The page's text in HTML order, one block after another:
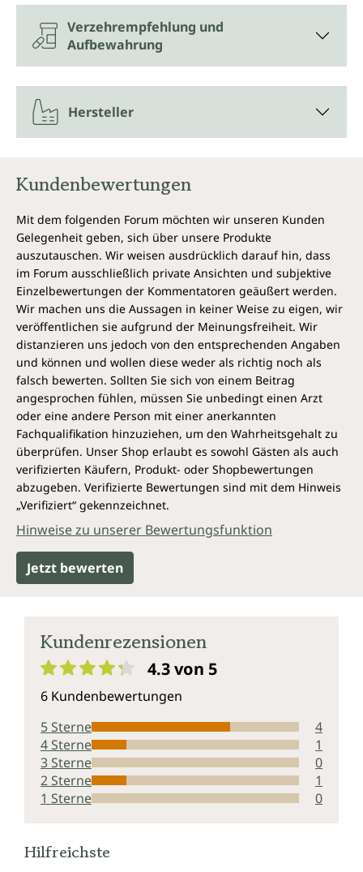
Verzehrempfehlung und
Aufbewahrung
Hersteller
Kundenbewertungen
Mit dem folgenden Forum möchten wir unseren Kunden
Gelegenheit geben, sich über unsere Produkte
auszutauschen. Wir weisen ausdrücklich darauf hin, dass
im Forum ausschließlich private Ansichten und subjektive
Einzelbewertungen der Kommentatoren geäußert werden.
Wir machen uns die Aussagen in keiner Weise zu eigen, wir
veröffentlichen sie aufgrund der Meinungsfreiheit. Wir
distanzieren uns jedoch von den entsprechenden Angaben
und können und wollen diese weder als richtig noch als
falsch bewerten. Sollten Sie sich von einem Beitrag
angesprochen fühlen, müssen Sie unbedingt einen Arzt
oder eine andere Person mit einer anerkannten
Fachqualifikation hinzuziehen, um den Wahrheitsgehalt zu
überprüfen. Unser Shop erlaubt es sowohl Gästen als auch
verifizierten Käufern, Produkt- oder Shopbewertungen
abzugeben. Verifizierte Bewertungen sind mit dem Hinweis
„Verifiziert“ gekennzeichnet.
Hinweise zu unserer Bewertungsfunktion
Jetzt bewerten
Kundenrezensionen
4.3 von 5
6 Kundenbewertungen
5 Sterne
4
4 Sterne
1
3 Sterne
0
2 Sterne
1
1 Sterne
0
Hilfreichste